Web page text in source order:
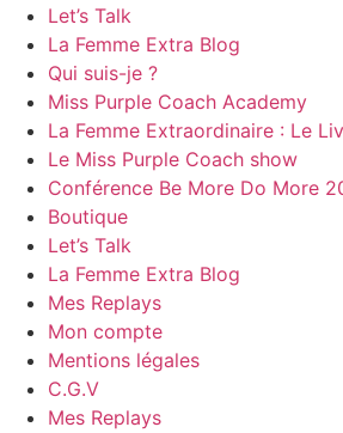
Let’s Talk
La Femme Extra Blog
Qui suis-je ?
Miss Purple Coach Academy
La Femme Extraordinaire : Le
Le Miss Purple Coach show
Conférence Be More Do More
Boutique
Let’s Talk
La Femme Extra Blog
Mes Replays
Mon compte
Mentions légales
C.G.V
Mes Replays